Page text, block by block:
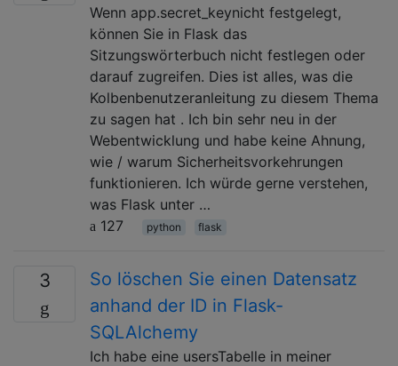
Wenn app.secret_keynicht festgelegt,
können Sie in Flask das
Sitzungswörterbuch nicht festlegen oder
darauf zugreifen. Dies ist alles, was die
Kolbenbenutzeranleitung zu diesem Thema
zu sagen hat . Ich bin sehr neu in der
Webentwicklung und habe keine Ahnung,
wie / warum Sicherheitsvorkehrungen
funktionieren. Ich würde gerne verstehen,
was Flask unter …
127
python flask
3
So löschen Sie einen Datensatz
anhand der ID in Flask-
SQLAlchemy
Ich habe eine usersTabelle in meiner